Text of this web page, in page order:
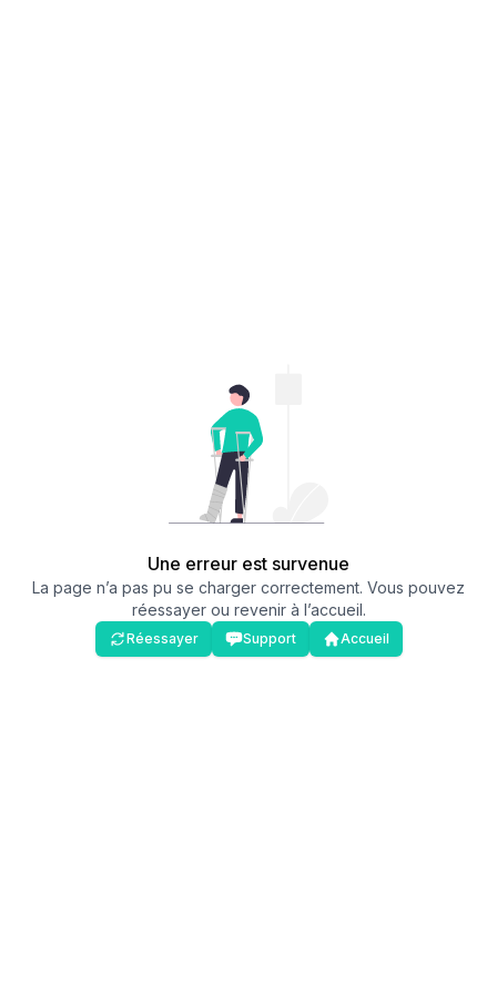
Une erreur est survenue
La page n’a pas pu se charger correctement. Vous pouvez
réessayer ou revenir à l’accueil.
Réessayer Support Accueil